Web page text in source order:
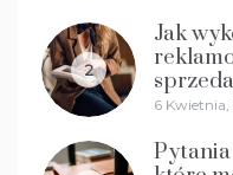
2
Jak
6